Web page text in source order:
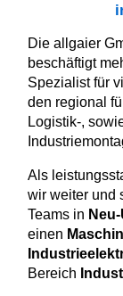
Die allgaier
beschäftigt
Spezialist für
den regional
Logistik-,
Als
wir weiter und
Teams in
einen
Bereich